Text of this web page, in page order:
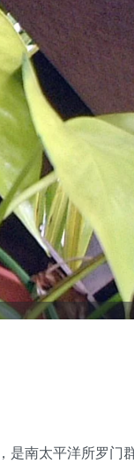
南太平洋所罗门